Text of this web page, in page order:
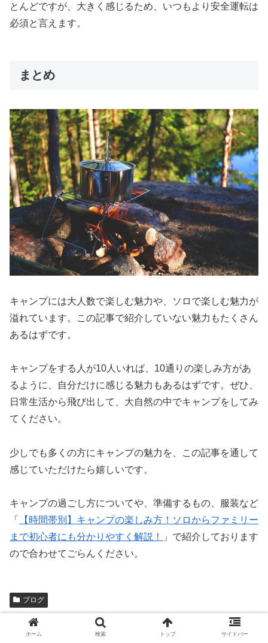
とんどですが、大きく感じるため、いつもより安全運転は
必須と言えます。
まとめ
キャンプには大人数で楽しむ魅力や、ソロで楽しむ魅力が
溢れています。この記事で紹介していない魅力もたくさん
あるはずです。
キャンプをする人が10人いれば、10通りの楽しみ方があ
るように、自分だけに感じる魅力もあるはずです。ぜひ、
日常生活から飛び出して、大自然の中でキャンプをしてみ
てください。
少しでも多くの方にキャンプの魅力を、この記事を通して
感じていただけたら嬉しいです。
キャンプの過ごし方についてや、準備するもの、服装など
「
【時間帯別】キャンプの楽しみ方！ソロからファミリー
まで初心者にも分かりやすく解説！
」で紹介しております
ので合わせてごらんください。
ブログ
ホーム 検索 トップ サイドバー